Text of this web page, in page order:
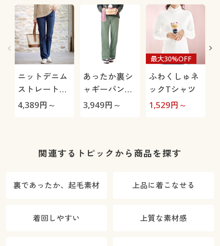
ニットデニム
ストレートパ
ンツ(スマート
わらか・選べ
OK・1年中は
4,389円～
あったか裏シ
ャギーパンツ
(防寒パンツ・
い・人気商
対策)
3,949円～
ふわくしゅネ
ックTシャツ
最大30%OFF
1,529円～
関連するトピックから商品を探す
裏であったか、起毛素材 上品に着こなせる
着回しやすい 上質な素材感